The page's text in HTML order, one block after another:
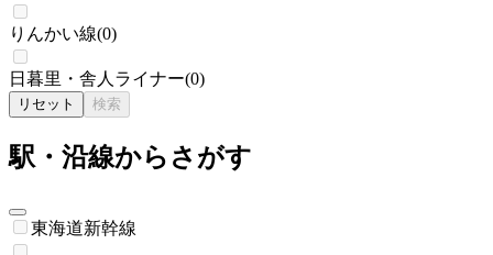
りんかい線(0)
日暮里・舎人ライナー(0)
リセット 検索
駅・沿線からさがす
東海道新幹線